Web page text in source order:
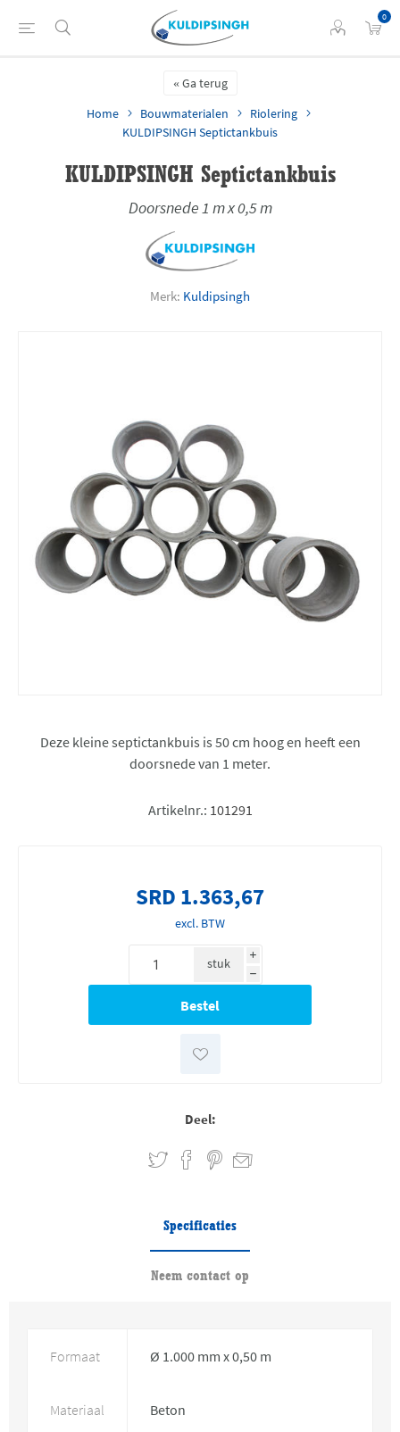
0
Ga terug
Home
Bouwmaterialen
Riolering
KULDIPSINGH Septictankbuis
KULDIPSINGH Septictankbuis
Doorsnede 1 m x 0,5 m
Merk: Kuldipsingh
Deze kleine septictankbuis is 50 cm hoog en heeft een
doorsnede van 1 meter.
Artikelnr.: 101291
SRD 1.363,67
excl. BTW
i
h
stuk
Deel:
Specificaties
Neem contact op
Formaat Ø 1.000 mm x 0,50 m
Materiaal Beton